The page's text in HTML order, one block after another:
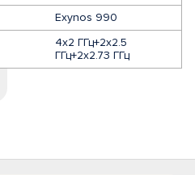
Exynos 990
4x2 ГГц+2x2.5
ГГц+2x2.73 ГГц